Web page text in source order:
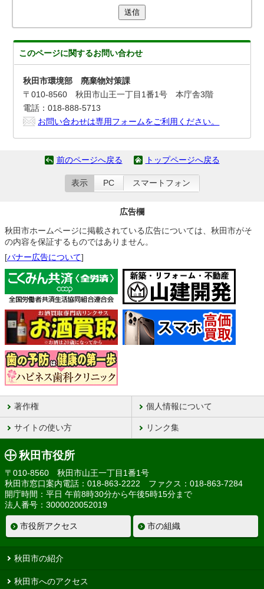
送信
このページに関するお問い合わせ
秋田市環境部 廃棄物対策課
〒010-8560 秋田市山王一丁目1番1号 本庁舎3階
電話：018-888-5713
お問い合わせは専用フォームをご利用ください。
前のページへ戻る トップページへ戻る
表示 PC スマートフォン
広告欄
秋田市ホームページに掲載されている広告については、秋田市がそ
の内容を保証するものではありません。
[バナー広告について]
著作権 個人情報について
サイトの使い方 リンク集
秋田市役所
〒010-8560 秋田市山王一丁目1番1号
秋田市窓口案内電話：018-863-2222 ファクス：018-863-7284
開庁時間：平日 午前8時30分から午後5時15分まで
法人番号：3000020052019
市役所アクセス 市の組織
秋田市の紹介
秋田市へのアクセス